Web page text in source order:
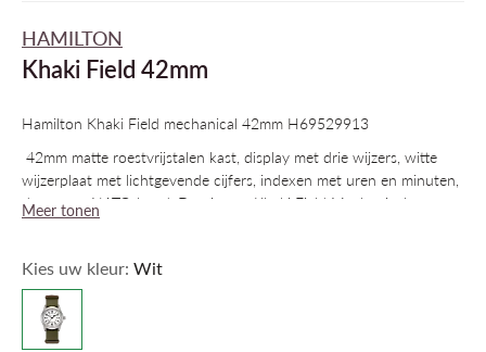
HAMILTON
Khaki Field 42mm
Hamilton Khaki Field mechanical 42mm H69529913
42mm matte roestvrijstalen kast, display met drie wijzers, witte
wijzerplaat met lichtgevende cijfers, indexen met uren en minuten,
duurzame NATO-band: De nieuwe Khaki Field Mechanical, een
getrouwe recreatie van zijn originele voorganger uit de jaren ‘60,
voor het militaire erfgoed van Hamilton. Dit model hier,
geïnspireerd door het leger en gemaakt om lang mee te gaan, is het
originele soldatenhorloge.
Meer tonen
Kies uw kleur: Wit